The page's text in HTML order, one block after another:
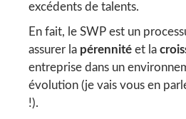
excédents de talents.
En fait, le SWP est un
assurer la pérennité et la
entreprise dans un
évolution (je vais vous en
!).